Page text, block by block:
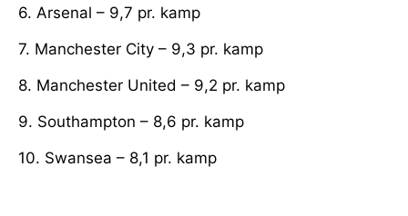
6. Arsenal – 9,7 pr. kamp
7. Manchester City – 9,3 pr. kamp
8. Manchester United – 9,2 pr. kamp
9. Southampton – 8,6 pr. kamp
10. Swansea – 8,1 pr. kamp